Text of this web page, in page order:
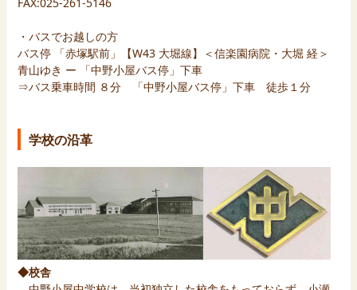
FAX:025-261-5146
・バスでお越しの方
バス停 「赤塚駅前」【W43 大堀線】＜信楽園病院・大堀 経＞
青山ゆき ー 「中野小屋バス停」下車
⇒バス乗車時間 ８分 「中野小屋バス停」下車 徒歩１分
学校の沿革
◆校舎